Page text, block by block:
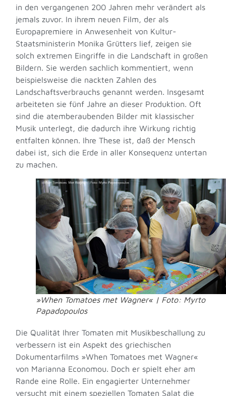
in den vergangenen 200 Jahren mehr verändert als
jemals zuvor. In ihrem neuen Film, der als
Europapremiere in Anwesenheit von Kultur-
Staatsministerin Monika Grütters lief, zeigen sie
solch extremen Eingriffe in die Landschaft in großen
Bildern. Sie werden sachlich kommentiert, wenn
beispielsweise die nackten Zahlen des
Landschaftsverbrauchs genannt werden. Insgesamt
arbeiteten sie fünf Jahre an dieser Produktion. Oft
sind die atemberaubenden Bilder mit klassischer
Musik unterlegt, die dadurch ihre Wirkung richtig
entfalten können. Ihre These ist, daß der Mensch
dabei ist, sich die Erde in aller Konsequenz untertan
zu machen.
»When Tomatoes met Wagner« | Foto: Myrto
Papadopoulos
Die Qualität Ihrer Tomaten mit Musikbeschallung zu
verbessern ist ein Aspekt des griechischen
Dokumentarfilms »When Tomatoes met Wagner«
von Marianna Economou. Doch er spielt eher am
Rande eine Rolle. Ein engagierter Unternehmer
versucht mit einem speziellen Tomaten Salat die